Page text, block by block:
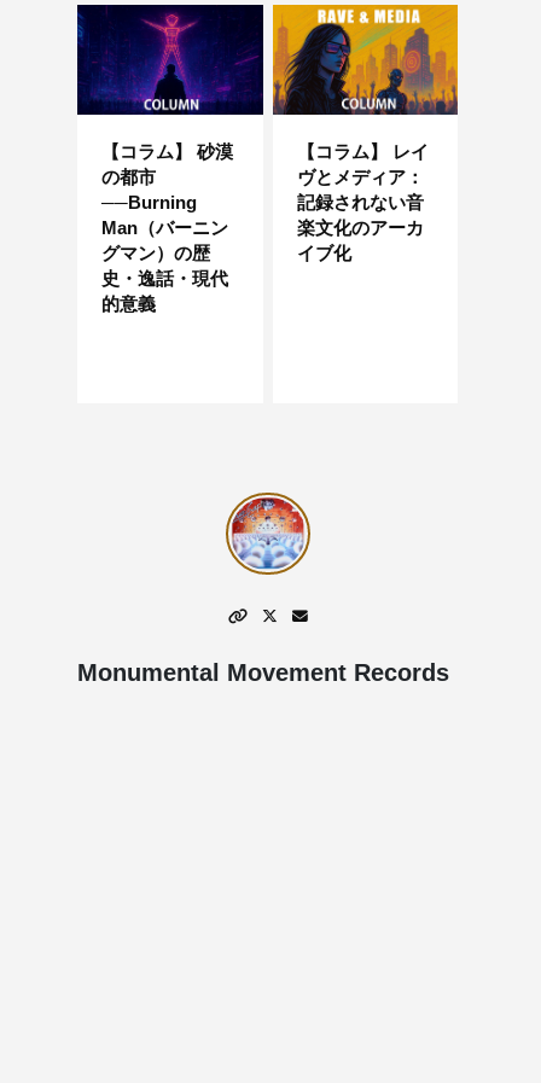
【コラム】 砂漠
の都市
──Burning
Man（バーニン
グマン）の歴
史・逸話・現代
的意義
【コラム】 レイ
ヴとメディア：
記録されない音
楽文化のアーカ
イブ化
Monumental Movement Records